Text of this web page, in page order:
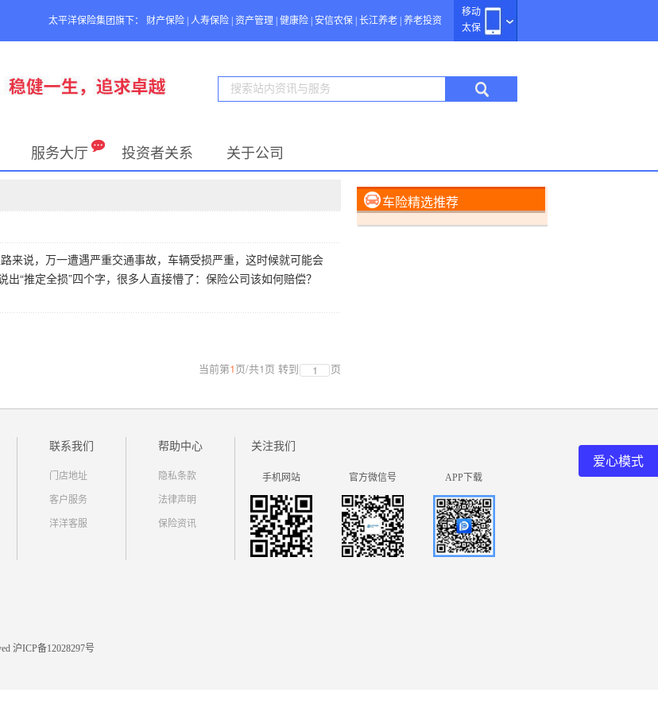
移动
太保
太平洋保险集团旗下： 财产保险 人寿保险 资产管理 健康险 安信农保 长江养老 养老投资
服务大厅 投资者关系 关于公司
来说，万一遭遇严重交通事故，车辆受损严重，这时候就可能会
“推定全损”四个字，很多人直接懵了：保险公司该如何赔偿？
当前第1页/共1页 转到 页
车险精选推荐
联系我们
门店地址
客户服务
洋洋客服
帮助中心
隐私条款
法律声明
保险资讯
关注我们
手机网站 官方微信号 APP下载
沪ICP备12028297号
爱心模式